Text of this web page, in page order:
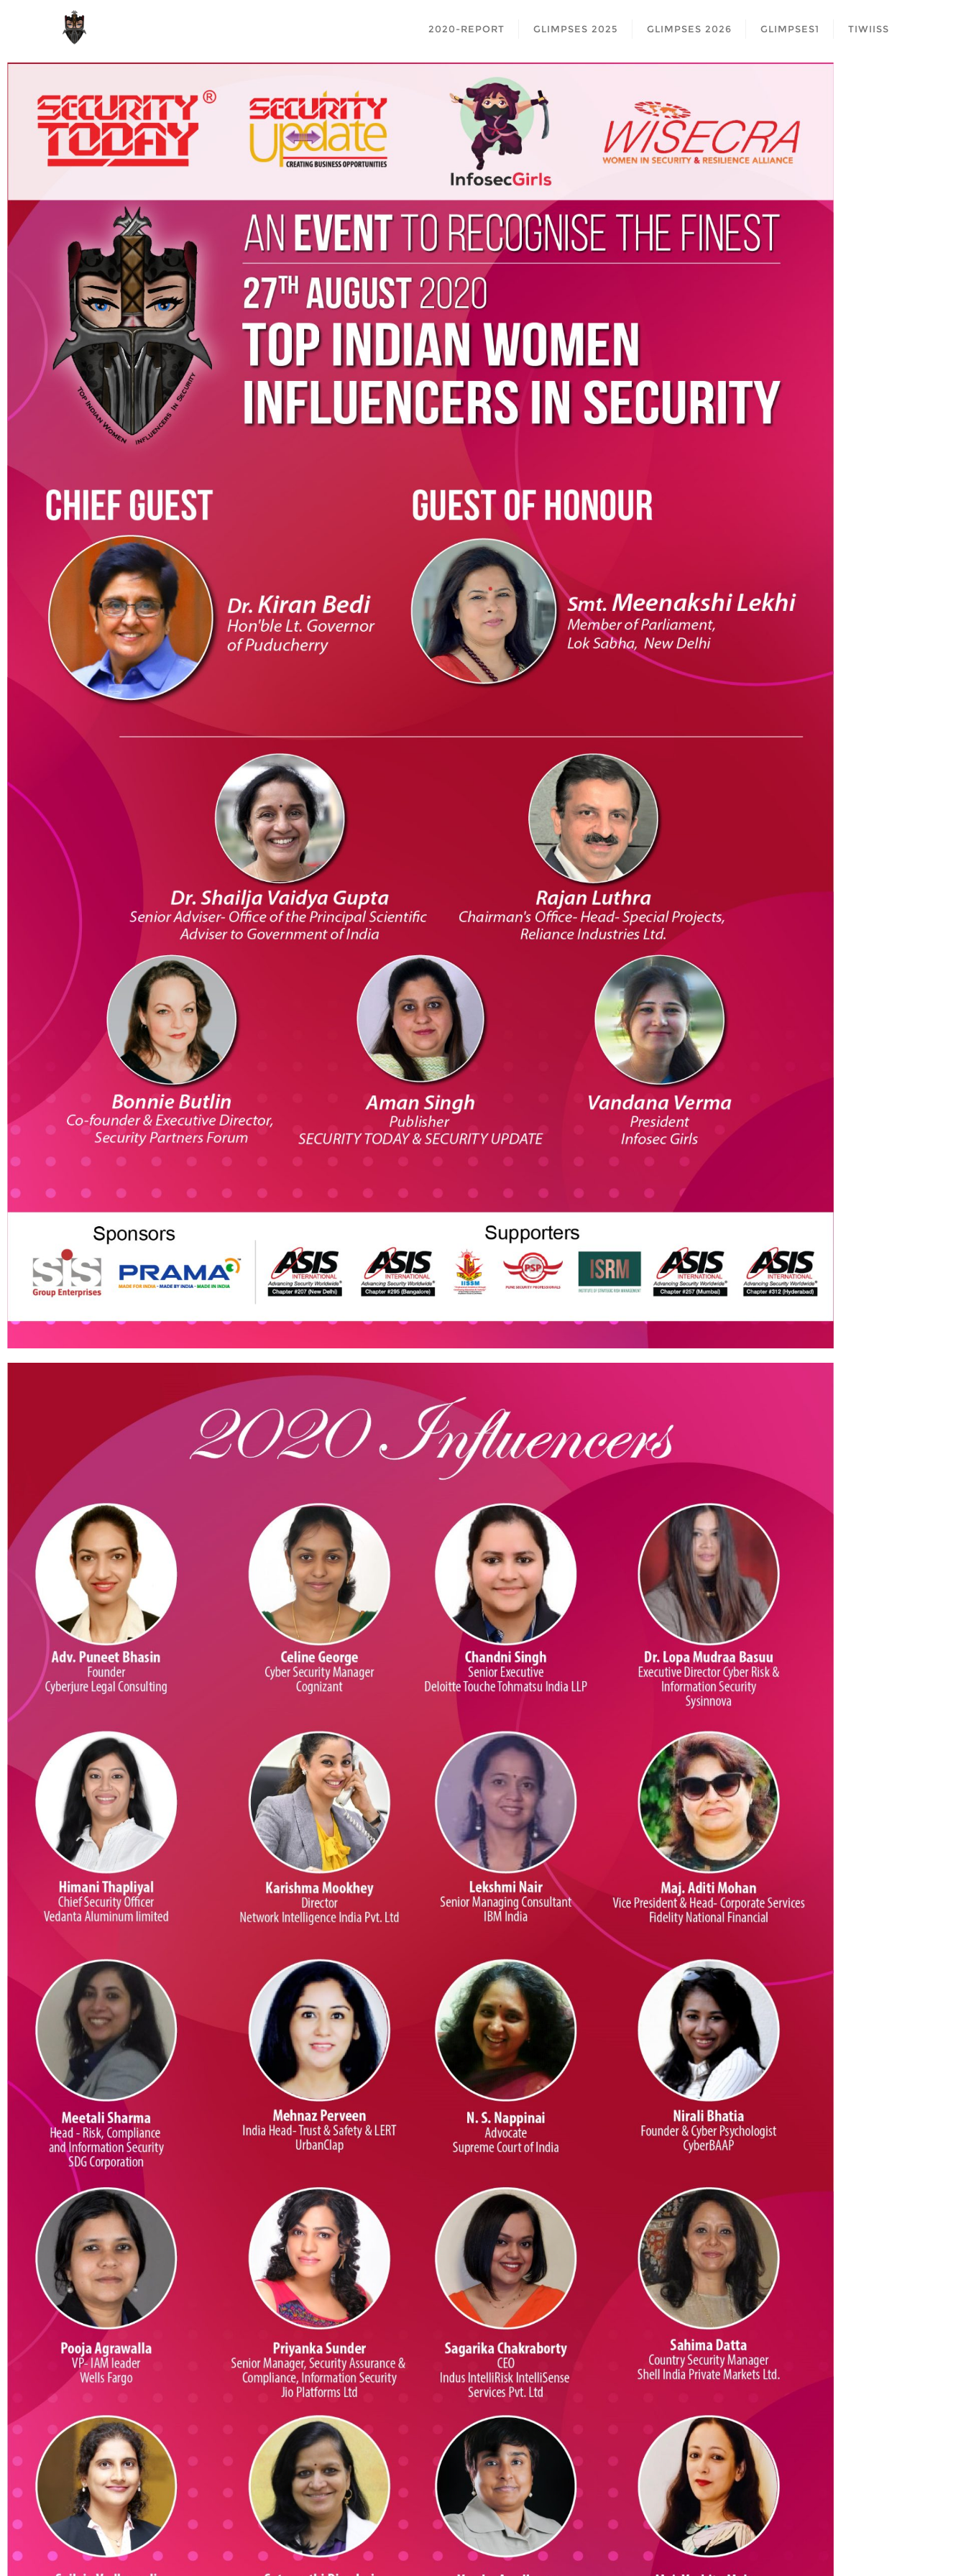
2020-REPORT GLIMPSES 2025 GLIMPSES 2026 GLIMPSES1 TIWIISS